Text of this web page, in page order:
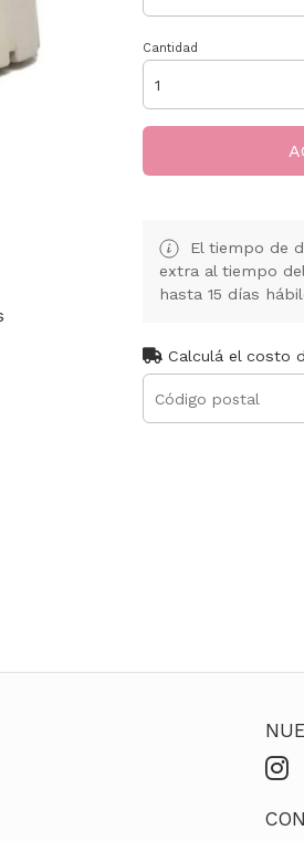
Cantidad
El tiempo de
extra al tiempo
hasta 15 días
Calculá el costo